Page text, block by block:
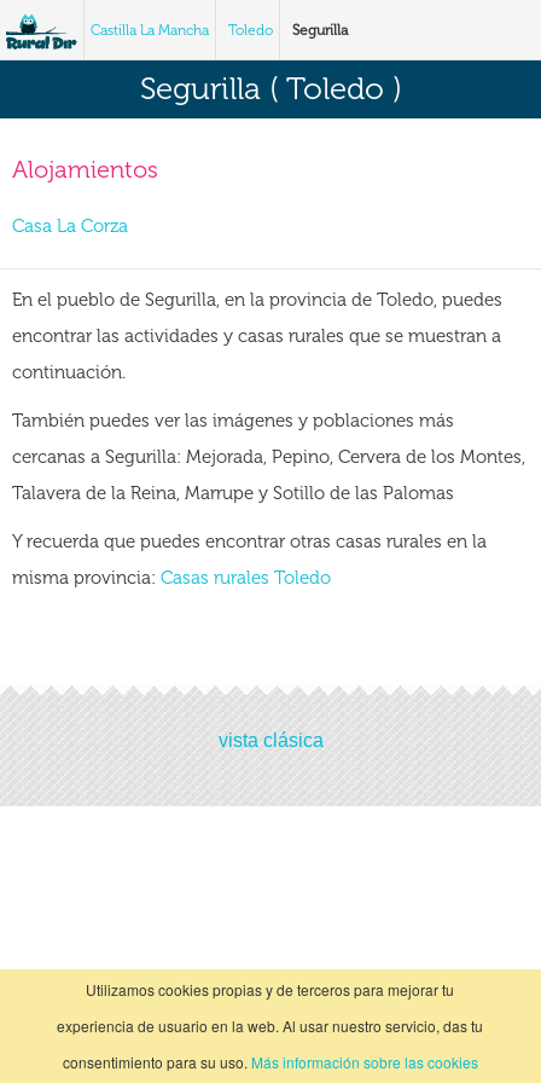
Castilla La Mancha Toledo Segurilla
Segurilla ( Toledo )
Alojamientos
Casa La Corza
En el pueblo de Segurilla, en la provincia de Toledo, puedes
encontrar las actividades y casas rurales que se muestran a
continuación.
También puedes ver las imágenes y poblaciones más
cercanas a Segurilla: Mejorada, Pepino, Cervera de los Montes,
Talavera de la Reina, Marrupe y Sotillo de las Palomas
Y recuerda que puedes encontrar otras casas rurales en la
misma provincia: Casas rurales Toledo
Actividades
No hay actividades
Utilizamos cookies propias y de terceros para mejorar tu
experiencia de usuario en la web. Al usar nuestro servicio, das tu
consentimiento para su uso. Más información sobre las cookies
vista clásica